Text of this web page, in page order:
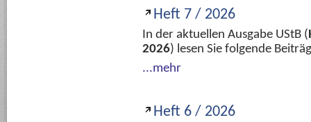
Heft 7 / 2026
In der aktuellen Ausgabe UStB (
2026) lesen Sie folgende
...mehr
Heft 6 / 2026